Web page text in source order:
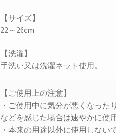
【サイズ】
22～26cm
【洗濯】
手洗い又は洗濯ネット使用。
【ご使用上の注意】
・ご使用中に気分が悪くなっ
などを感じた場合は速やかに使
・本来の用途以外に使用しない